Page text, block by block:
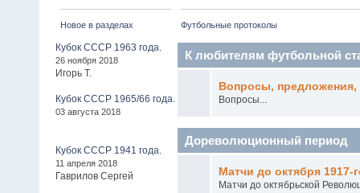
Новое в разделах
Кубок СССР 1963 года.
26 ноября 2018
Игорь Т.
Кубок СССР 1965/66 года.
03 августа 2018
Кубок СССР 1941 года.
11 апреля 2018
Гаврилов Сергей
Футбольные протоколы
К любителям футбольной
Вопросы, предложения,
Вопросы...
Дореволюционный период
Матчи до октября 1917-
Матчи до октябрьской